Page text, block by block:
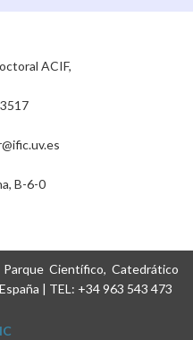
ACIF,
B-6-0
Científico, Catedrático
| TEL: +34 963 543 473